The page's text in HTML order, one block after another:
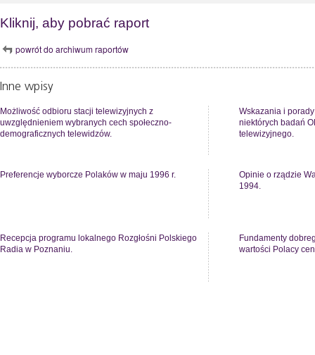
Kliknij, aby pobrać raport
powrót do archiwum raportów
Inne wpisy
Możliwość odbioru stacji telewizyjnych z
uwzględnieniem wybranych cech społeczno-
demograficznych telewidzów.
Wskazania i
niektórych badań
telewizyjnego.
Preferencje wyborcze Polaków w maju 1996 r.
Opinie o rządzie
1994.
Recepcja programu lokalnego Rozgłośni Polskiego
Radia w Poznaniu.
Fundamenty
wartości Polacy